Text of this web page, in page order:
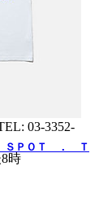
ＳＰＯＴ ． Ｔ
03-3352-
時